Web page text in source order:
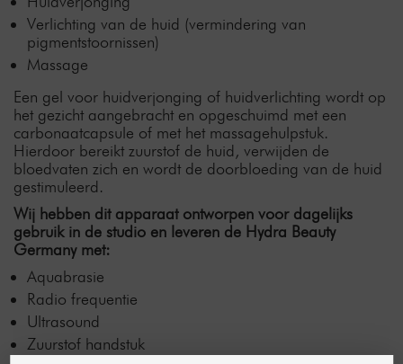
Verlichting van de huid (vermindering van
pigmentstoornissen)
Massage
Een gel voor huidverjonging of huidverlichting wordt op
het gezicht aangebracht en opgeschuimd met een
carbonaatcapsule of met het massagehulpstuk.
Hierdoor bereikt zuurstof de huid, verwijden de
bloedvaten zich en wordt de doorbloeding van de huid
gestimuleerd.
Wij hebben dit apparaat ontworpen voor dagelijks
gebruik in de studio en leveren de Hydra Beauty
Germany met:
Aquabrasie
Radio frequentie
Ultrasound
Zuurstof handstuk